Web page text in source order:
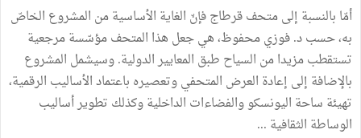
أمّا بالنسبة إلى متحف قرطاج فإنّ الغاية الأساسية من المشروع الخاصّ
به، حسب د. فوزي محفوظ، هي جعل هذا المتحف مؤسّسة مرجعية
تستقطب مزيدا من السياح طبق المعايير الدولية. وسيشمل المشروع
بالإضافة إلى إعادة العرض المتحفي وتعصيره باعتماد الأساليب الرقمية،
تهيئة ساحة اليونسكو والفضاءات الداخلية وكذلك تطوير أساليب
الوساطة الثقافية ...